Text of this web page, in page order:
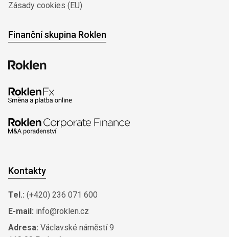
Zásady cookies (EU)
Finanční skupina Roklen
Kontakty
Tel.: (+420) 236 071 600
E-mail: info@roklen.cz
Adresa: Václavské náměstí 9